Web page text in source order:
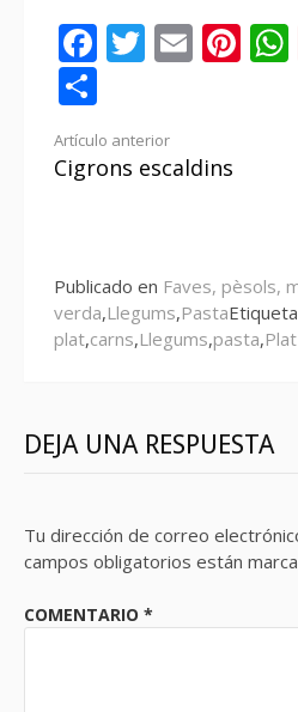
Facebook
Twitter
Email
Seguir
leyendo
Artículo anterior
Cigrons escaldins
Publicado en Faves, pèsols,
verda,Llegums,Pasta
plat,carns,Llegums,pasta,
DEJA UNA RESPUESTA
Tu dirección de correo
campos obligatorios están
COMENTARIO *